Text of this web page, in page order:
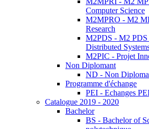
Computer Science
M2MPRO - M2
Research
M2PDS - M2 PDS
Distributed
M2PIC - Projet
Non Diplomant
ND - Non
Programme d'échange
PEI - Echanges
Catalogue 2019 - 2020
Bachelor
BS - Bachelor of